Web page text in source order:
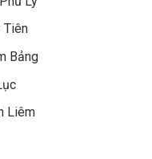
Tiên
Bảng
Liêm